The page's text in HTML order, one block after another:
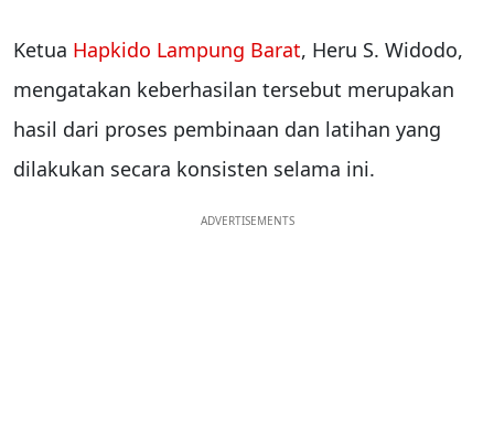
Ketua Hapkido Lampung Barat, Heru S. Widodo,
mengatakan keberhasilan tersebut merupakan
hasil dari proses pembinaan dan latihan yang
dilakukan secara konsisten selama ini.
ADVERTISEMENTS